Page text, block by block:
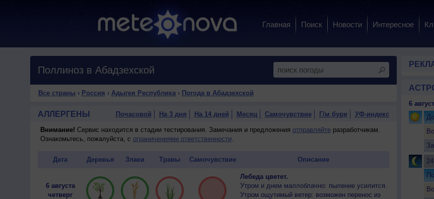
Главная Поиск Новости Интересное
Поллиноз в Абадзехской
Все страны › Россия › Адыгея Республика› Погода в Абадзехской
АЛЛЕРГЕНЫ Почасовой На 3 дня На 14 дней Месяц Самочувствие Г/м бури УФ-индекс
Внимание! Сервис находится в стадии тестирования. Замечания и предложения отправляйтеразработчикам.
Ознакомьтесь, пожалуйста, с ограничениями ответственности.
Дата Деревья Злаки Травы Самочувствие Описание
6 августа
четверг
Лебеда цветет.
Утром и днем маллоблачно: пыление усилится.
Утром ощутимый ветер: возможен перенос из
6